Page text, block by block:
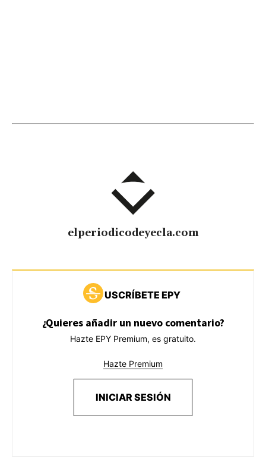
elperiodicodeyecla.com
USCRÍBETE EPY
¿Quieres añadir un nuevo comentario?
Hazte EPY Premium, es gratuito.
Hazte Premium
INICIAR SESIÓN